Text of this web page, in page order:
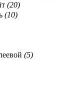
(20)
(10)
(5)